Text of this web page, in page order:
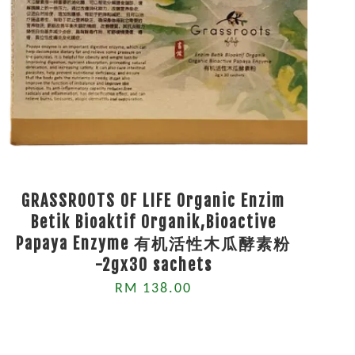
GRASSROOTS OF LIFE Organic Enzim
Betik Bioaktif Organik,Bioactive
Papaya Enzyme 有机活性木瓜酵素粉
-2gx30 sachets
RM 138.00